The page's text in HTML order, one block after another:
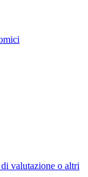
valutazione o altri